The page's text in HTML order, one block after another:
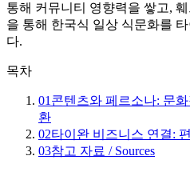
통해 커뮤니티 영향력을 쌓고,
을 통해 한국식 일상 식문화를
다.
목차
01 콘텐츠와 페르소나: 문
환
02타이완 비즈니스 연결:
03참고 자료 / Sources